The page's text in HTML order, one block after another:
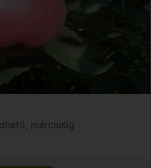
márciusig